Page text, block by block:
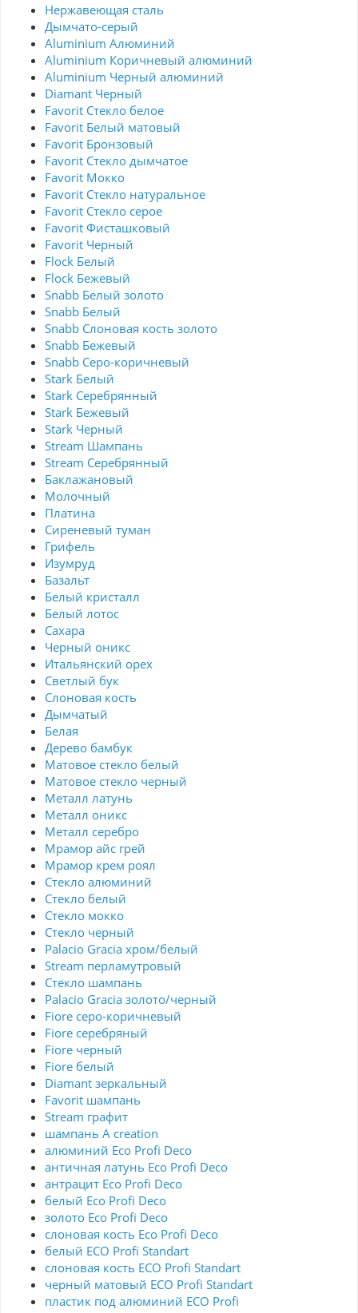
Нержавеющая сталь
Дымчато-серый
Aluminium Алюминий
Aluminium Коричневый алюминий
Aluminium Черный алюминий
Diamant Черный
Favorit Стекло белое
Favorit Белый матовый
Favorit Бронзовый
Favorit Стекло дымчатое
Favorit Мокко
Favorit Стекло натуральное
Favorit Стекло серое
Favorit Фисташковый
Favorit Черный
Flock Белый
Flock Бежевый
Snabb Белый золото
Snabb Белый
Snabb Слоновая кость золото
Snabb Бежевый
Snabb Серо-коричневый
Stark Белый
Stark Серебрянный
Stark Бежевый
Stark Черный
Stream Шампань
Stream Серебрянный
Баклажановый
Молочный
Платина
Сиреневый туман
Грифель
Изумруд
Базальт
Белый кристалл
Белый лотос
Сахара
Черный оникс
Итальянский орех
Светлый бук
Слоновая кость
Дымчатый
Белая
Дерево бамбук
Матовое стекло белый
Матовое стекло черный
Металл латунь
Металл оникс
Металл серебро
Мрамор айс грей
Мрамор крем роял
Стекло алюминий
Стекло белый
Стекло мокко
Стекло черный
Palacio Gracia хром/белый
Stream перламутровый
Стекло шампань
Palacio Gracia золото/черный
Fiore серо-коричневый
Fiore серебряный
Fiore черный
Fiore белый
Diamant зеркальный
Favorit шампань
Stream графит
шампань A creation
алюминий Eco Profi Deco
античная латунь Eco Profi Deco
антрацит Eco Profi Deco
белый Eco Profi Deco
золото Eco Profi Deco
слоновая кость Eco Profi Deco
белый ECO Profi Standart
слоновая кость ECO Profi Standart
черный матовый ECO Profi Standart
пластик под алюминий ECO Profi